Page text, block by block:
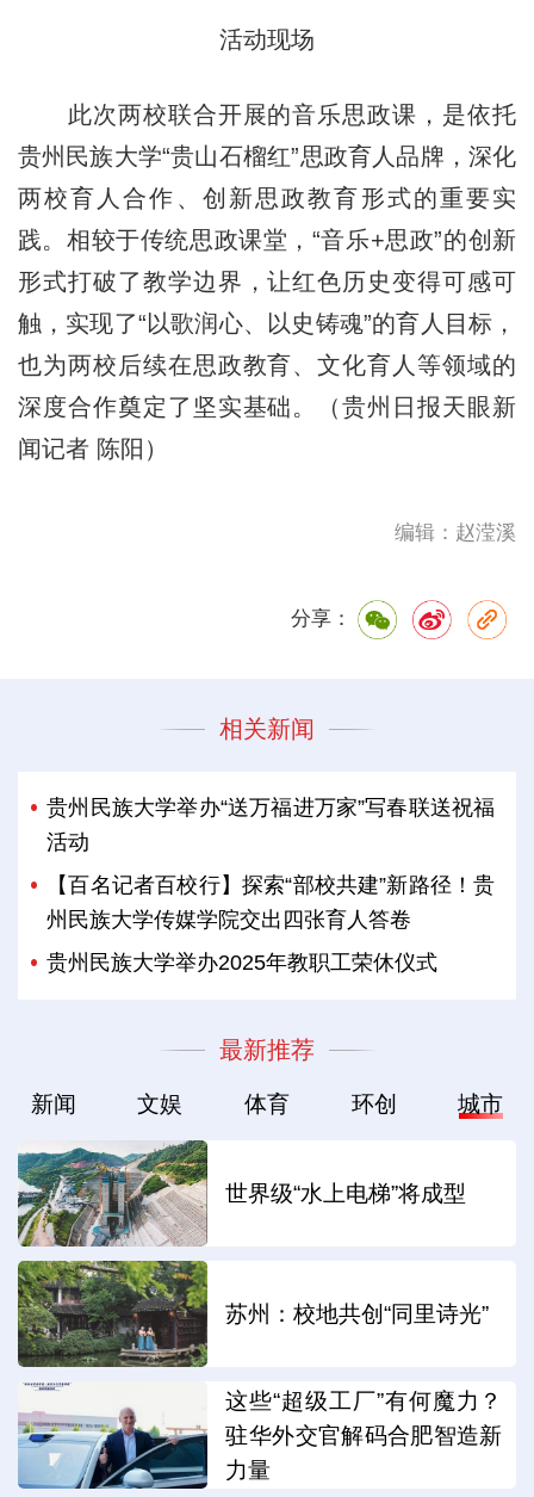
活动现场
此次两校联合开展的音乐思政课，是依托
贵州民族大学“贵山石榴红”思政育人品牌，深化
两校育人合作、创新思政教育形式的重要实
践。相较于传统思政课堂，“音乐+思政”的创新
形式打破了教学边界，让红色历史变得可感可
触，实现了“以歌润心、以史铸魂”的育人目标，
也为两校后续在思政教育、文化育人等领域的
深度合作奠定了坚实基础。（贵州日报天眼新
闻记者 陈阳）
编辑：赵滢溪
分享：
相关新闻
贵州民族大学举办“送万福进万家”写春联送祝福
活动
【百名记者百校行】探索“部校共建”新路径！贵
州民族大学传媒学院交出四张育人答卷
贵州民族大学举办2025年教职工荣休仪式
最新推荐
新闻 文娱 体育 环创 城市
世界级“水上电梯”将成型
苏州：校地共创“同里诗光”
这些“超级工厂”有何魔力？
驻华外交官解码合肥智造新
力量